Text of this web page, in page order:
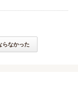
らなかった